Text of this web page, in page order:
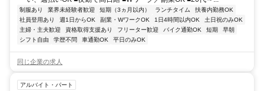
制服あり 業界未経験者歓迎 短期（3ヵ月以内） ランチタイム
扶養内勤務OK
社員登用あり
週1日からOK 副業・WワークOK 1日4時間以内OK
土日祝のみOK
主婦・主夫歓迎
資格取得支援あり フリーター歓迎 バイク通勤OK 短期
早朝
シフト自由
学歴不問 車通勤OK 平日のみOK
同じ企業の求人
アルバイト・パート